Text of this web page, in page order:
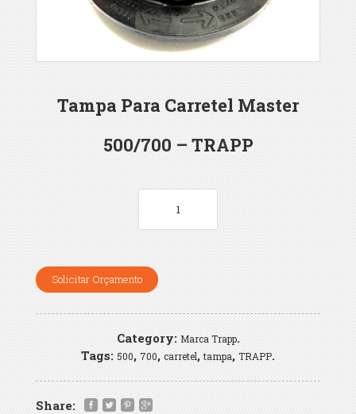
Tampa Para Carretel Master
500/700 – TRAPP
Solicitar Orçamento
Category: Marca Trapp.
Tags: 500, 700, carretel,tampa, TRAPP.
Share: